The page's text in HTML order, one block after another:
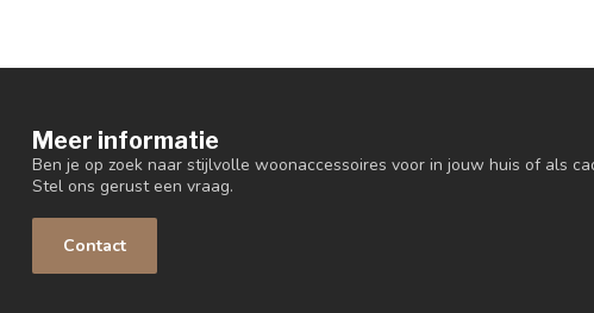
Meer informatie
Ben je op zoek naar stijlvolle woonaccessoires voor in jouw huis of als
Stel ons gerust een vraag.
Contact